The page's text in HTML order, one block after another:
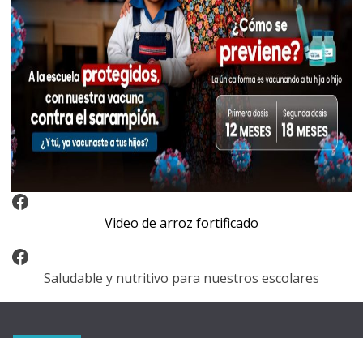
Video Arroz Fortificado
Video de arroz fortificado
Facebook
Saludable y nutritivo para nuestros escolares